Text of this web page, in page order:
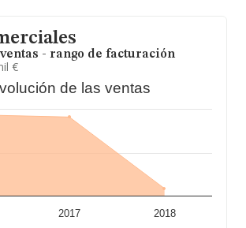
- rango de facturación
€
de las ventas
2017 2018